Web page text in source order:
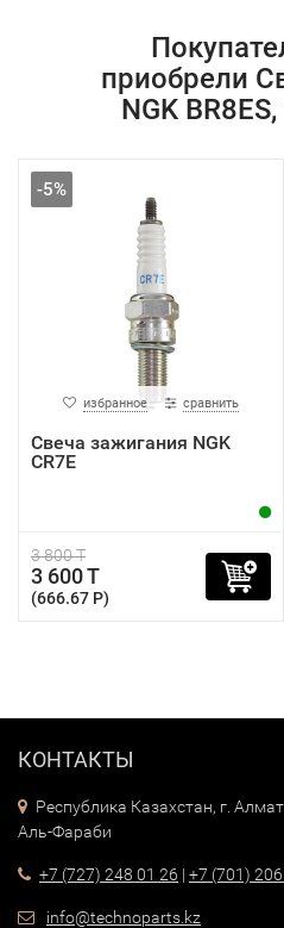
приобрели
NGK
-5%
избранное сравнить
Свеча зажигания NGK
CR7E
3 800 T
3 600 T
(666.67 P)
КОНТАКТЫ
Республика Казахстан, г.
Аль-Фараби
+7 (727) 248 01 26 | +7 (701)
info@technoparts.kz